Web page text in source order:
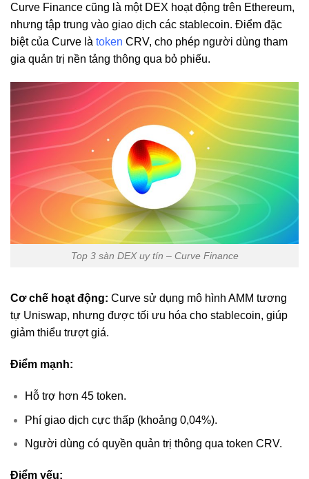
Curve Finance cũng là một DEX hoạt động trên Ethereum,
nhưng tập trung vào giao dịch các stablecoin. Điểm đặc
biệt của Curve là token CRV, cho phép người dùng tham
gia quản trị nền tảng thông qua bỏ phiếu.
Top 3 sàn DEX uy tín – Curve Finance
Cơ chế hoạt động: Curve sử dụng mô hình AMM tương
tự Uniswap, nhưng được tối ưu hóa cho stablecoin, giúp
giảm thiểu trượt giá.
Điểm mạnh:
Hỗ trợ hơn 45 token.
Phí giao dịch cực thấp (khoảng 0,04%).
Người dùng có quyền quản trị thông qua token CRV.
Điểm yếu: